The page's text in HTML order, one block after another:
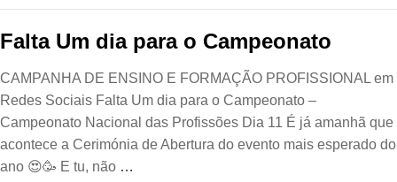
Falta Um dia para o Campeonato
CAMPANHA DE ENSINO E FORMAÇÃO PROFISSIONAL em
Redes Sociais Falta Um dia para o Campeonato –
Campeonato Nacional das Profissões Dia 11 É já amanhã que
acontece a Cerimónia de Abertura do evento mais esperado do
ano 😍🥳 E tu, não …